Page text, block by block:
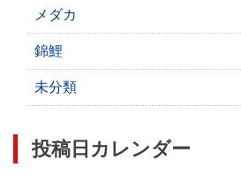
メダカ
錦鯉
未分類
投稿日カレンダー